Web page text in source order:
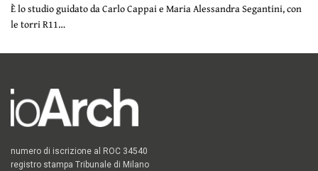
È lo studio guidato da Carlo Cappai e Maria Alessandra Segantini, con
le torri R11…
numero di iscrizione al ROC 34540
registro stampa Tribunale di Milano